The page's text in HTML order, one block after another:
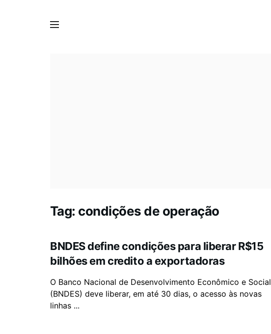
Tag: condições de operação
BNDES define condições para liberar R$15
bilhões em credito a exportadoras
O Banco Nacional de Desenvolvimento Econômico e Social
(BNDES) deve liberar, em até 30 dias, o acesso às novas
linhas ...